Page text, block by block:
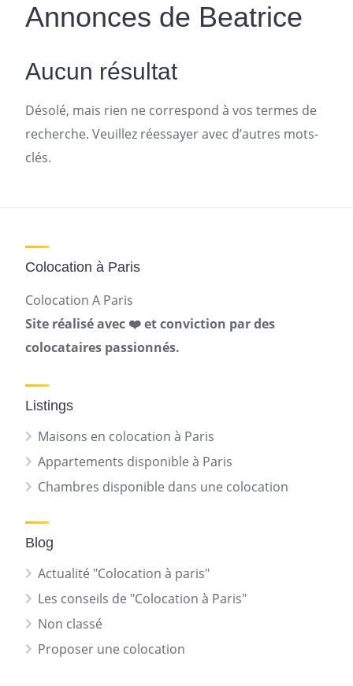
Annonces de Beatrice
Aucun résultat
Désolé, mais rien ne correspond à vos termes de
recherche. Veuillez réessayer avec d’autres mots-
clés.
Colocation à Paris
Colocation A Paris
Site réalisé avec ❤️ et conviction par des
colocataires passionnés.
Listings
Maisons en colocation à Paris
Appartements disponible à Paris
Chambres disponible dans une colocation
Blog
Actualité "Colocation à paris"
Les conseils de "Colocation à Paris"
Non classé
Proposer une colocation